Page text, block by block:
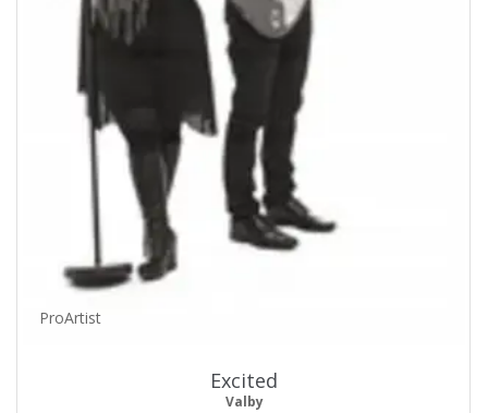
ProArtist
Excited
Valby